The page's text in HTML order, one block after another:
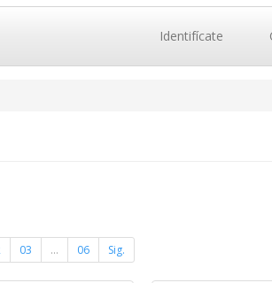
Identifícate
03 ... 06 Sig.